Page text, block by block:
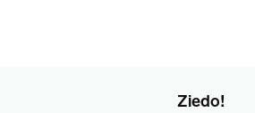
Ziedo!